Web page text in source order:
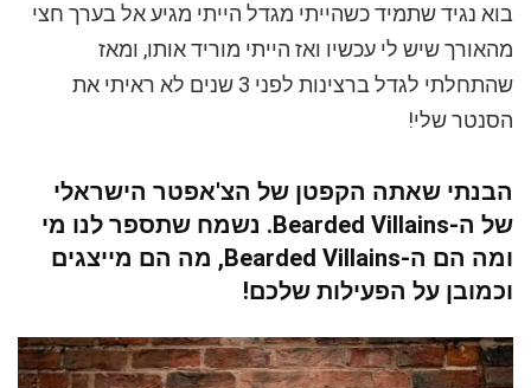
בוא נגיד שתמיד כשהייתי מגדל הייתי מגיע אל בערך חצי
מהאורך שיש לי עכשיו ואז הייתי מוריד אותו, ומאז
שהתחלתי לגדל ברצינות לפני 3 שנים לא ראיתי את
הסנטר שלי!
הבנתי שאתה הקפטן של הצ'אפטר הישראלי
של ה-Bearded Villains. נשמח שתספר לנו מי
ומה הם ה-Bearded Villains, מה הם מייצגים
וכמובן על הפעילות שלכם!